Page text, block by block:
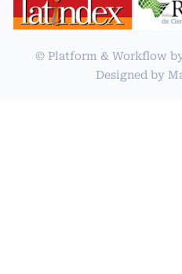
© Platform & Workflow
Designed by